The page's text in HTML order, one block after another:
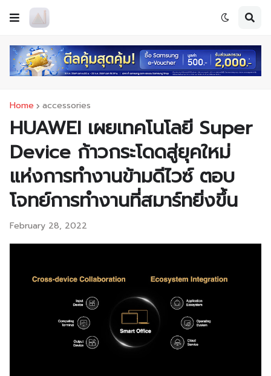
Home accessories
HUAWEI เผยเทคโนโลยี Super
Device ก้าวกระโดดสู่ยุคใหม่
แห่งการทำงานข้ามดีไวซ์ ตอบ
โจทย์การทำงานที่สมาร์ทยิ่งขึ้น
February 28, 2022